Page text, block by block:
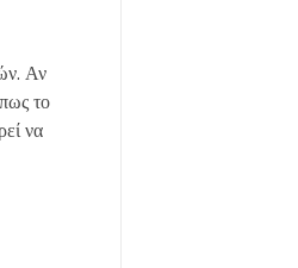
Αν
το
να